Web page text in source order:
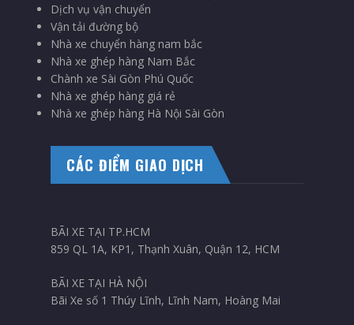
Dịch vụ vận chuyển
Vận tải đường bộ
Nhà xe chuyển hàng nam bắc
Nhà xe ghép hàng Nam Bắc
Chành xe Sài Gòn Phú Quốc
Nhà xe ghép hàng giá rẻ
Nhà xe ghép hàng Hà Nội Sài Gòn
CÁC ĐIỂM GIAO DỊCH
BÃI XE TẠI TP.HCM
859 QL 1A, KP1, Thạnh Xuân, Quận 12, HCM
BÃI XE TẠI HÀ NỘI
Bãi Xe số 1 Thúy Lĩnh, Lĩnh Nam, Hoàng Mai